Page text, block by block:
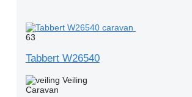
63
Tabbert W26540
Veiling
Caravan